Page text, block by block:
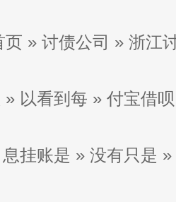
页 » 讨债公司 » 浙江
» 以看到每 » 付宝借呗
息挂账是 » 没有只是 »